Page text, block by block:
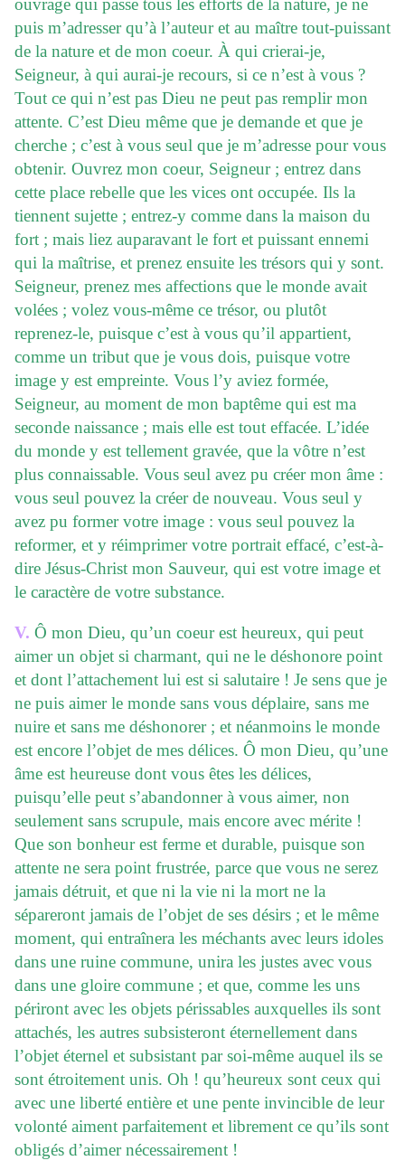
ouvrage qui passe tous les efforts de la nature, je ne
puis m’adresser qu’à l’auteur et au maître tout-puissant
de la nature et de mon coeur. À qui crierai-je,
Seigneur, à qui aurai-je recours, si ce n’est à vous ?
Tout ce qui n’est pas Dieu ne peut pas remplir mon
attente. C’est Dieu même que je demande et que je
cherche ; c’est à vous seul que je m’adresse pour vous
obtenir. Ouvrez mon coeur, Seigneur ; entrez dans
cette place rebelle que les vices ont occupée. Ils la
tiennent sujette ; entrez-y comme dans la maison du
fort ; mais liez auparavant le fort et puissant ennemi
qui la maîtrise, et prenez ensuite les trésors qui y sont.
Seigneur, prenez mes affections que le monde avait
volées ; volez vous-même ce trésor, ou plutôt
reprenez-le, puisque c’est à vous qu’il appartient,
comme un tribut que je vous dois, puisque votre
image y est empreinte. Vous l’y aviez formée,
Seigneur, au moment de mon baptême qui est ma
seconde naissance ; mais elle est tout effacée. L’idée
du monde y est tellement gravée, que la vôtre n’est
plus connaissable. Vous seul avez pu créer mon âme :
vous seul pouvez la créer de nouveau. Vous seul y
avez pu former votre image : vous seul pouvez la
reformer, et y réimprimer votre portrait effacé, c’est-à-
dire Jésus-Christ mon Sauveur, qui est votre image et
le caractère de votre substance.
V. Ô mon Dieu, qu’un coeur est heureux, qui peut
aimer un objet si charmant, qui ne le déshonore point
et dont l’attachement lui est si salutaire ! Je sens que je
ne puis aimer le monde sans vous déplaire, sans me
nuire et sans me déshonorer ; et néanmoins le monde
est encore l’objet de mes délices. Ô mon Dieu, qu’une
âme est heureuse dont vous êtes les délices,
puisqu’elle peut s’abandonner à vous aimer, non
seulement sans scrupule, mais encore avec mérite !
Que son bonheur est ferme et durable, puisque son
attente ne sera point frustrée, parce que vous ne serez
jamais détruit, et que ni la vie ni la mort ne la
sépareront jamais de l’objet de ses désirs ; et le même
moment, qui entraînera les méchants avec leurs idoles
dans une ruine commune, unira les justes avec vous
dans une gloire commune ; et que, comme les uns
périront avec les objets périssables auxquelles ils sont
attachés, les autres subsisteront éternellement dans
l’objet éternel et subsistant par soi-même auquel ils se
sont étroitement unis. Oh ! qu’heureux sont ceux qui
avec une liberté entière et une pente invincible de leur
volonté aiment parfaitement et librement ce qu’ils sont
obligés d’aimer nécessairement !